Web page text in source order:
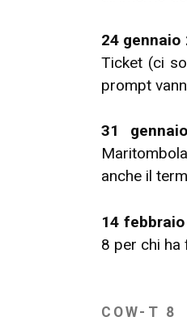
24 gennaio
Ticket (ci
prompt
31
anche il
14
8 per chi
COW-T 8